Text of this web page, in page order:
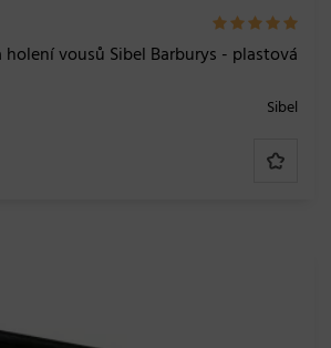
vousů Sibel Barburys - plastová
Sibel